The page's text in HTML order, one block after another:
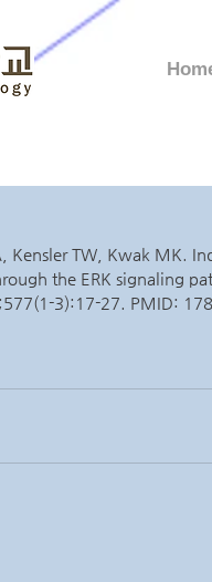
Kensler TW, Kwak MK.
the ERK signaling
3):17-27. PMID: